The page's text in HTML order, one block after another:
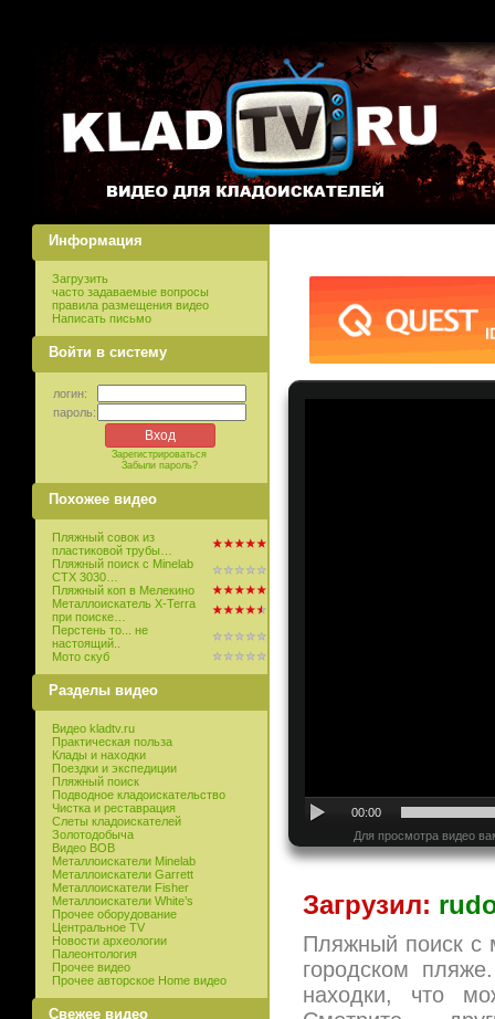
Информация
Загрузить
часто задаваемые вопросы
правила размещения видео
Написать письмо
Войти в систему
логин:
пароль:
Зарегистрироваться
Забыли пароль?
Похожее видео
Пляжный совок из
пластиковой трубы…
Пляжный поиск с Minelab
CTX 3030…
Пляжный коп в Мелекино
Металлоискатель X-Terra
при поиске…
Перстень то... не
настоящий..
Мото скуб
Разделы видео
Видео kladtv.ru
Практическая польза
Клады и находки
Поездки и экспедиции
Пляжный поиск
Подводное кладоискательство
Чистка и реставрация
Слеты кладоискателей
Золотодобыча
Видео ВОВ
Металлоискатели Minelab
Металлоискатели Garrett
Металлоискатели Fisher
Металлоискатели White’s
Прочее оборудование
Центральное TV
Новости археологии
Палеонтология
Прочее видео
Прочее авторское Home видео
Свежее видео
00:00
Для просмотра видео
Загрузил:
Пляжный поиск с
городском
находки, что